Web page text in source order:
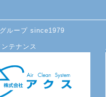
ループ since1979
テナンス